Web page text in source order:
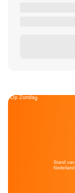
Op Zondag
Stand van
Nederland